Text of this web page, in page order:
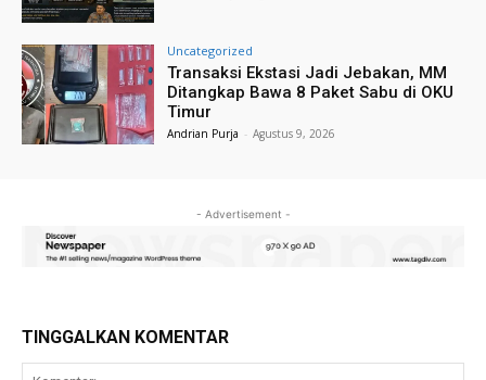
Uncategorized
Transaksi Ekstasi Jadi Jebakan, MM
Ditangkap Bawa 8 Paket Sabu di OKU
Timur
Andrian Purja - Agustus 9, 2026
- Advertisement -
TINGGALKAN KOMENTAR